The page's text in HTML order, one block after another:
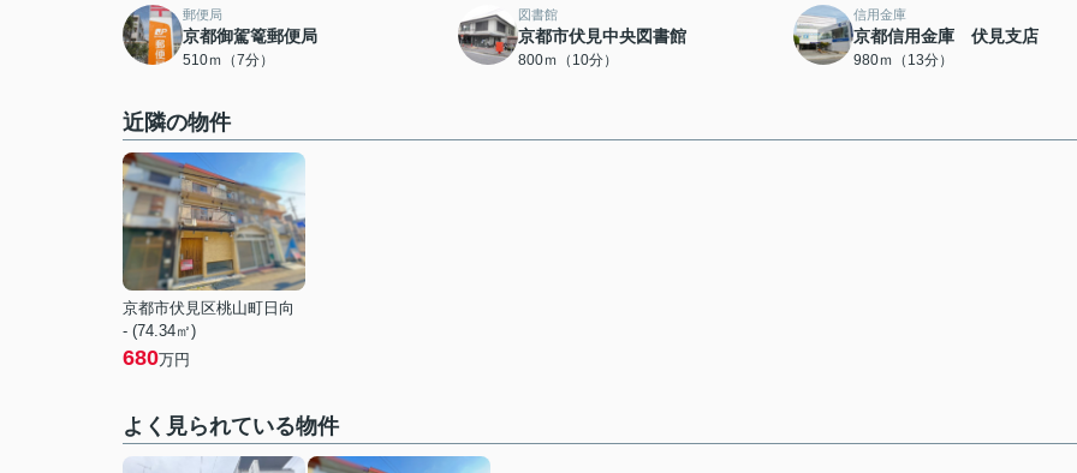
郵便局
京都御駕篭郵便局
510ｍ（7分）
図書館
京都市伏見中央図書館
800ｍ（10分）
信用金庫
京都信用金庫 伏見支店
980ｍ（13分）
近隣の物件
京都市伏見区桃山町日向
- (74.34㎡)
680万円
よく見られている物件